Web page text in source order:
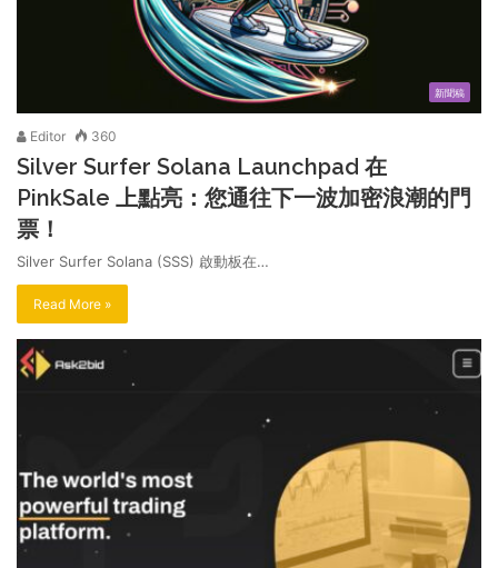
新聞稿
Editor 360
Silver Surfer Solana Launchpad 在
PinkSale 上點亮：您通往下一波加密浪潮的門
票！
Silver Surfer Solana (SSS) 啟動板在…
Read More »